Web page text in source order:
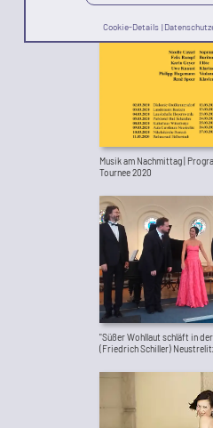
Musik am Nachmittag |
Tournee 2020
"Süßer Wohllaut schläft in
(Friedrich Schiller)
Cookie-Details |